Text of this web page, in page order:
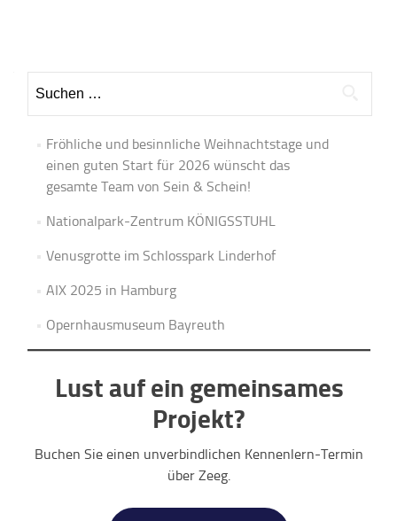
Navigation
nach:
Fröhliche und besinnliche Weihnachtstage und
einen guten Start für 2026 wünscht das
gesamte Team von Sein & Schein!
Nationalpark-Zentrum KÖNIGSSTUHL
Venusgrotte im Schlosspark Linderhof
AIX 2025 in Hamburg
Opernhausmuseum Bayreuth
Lust auf ein gemeinsames
Projekt?
Buchen Sie einen unverbindlichen Kennenlern-Termin
über Zeeg.